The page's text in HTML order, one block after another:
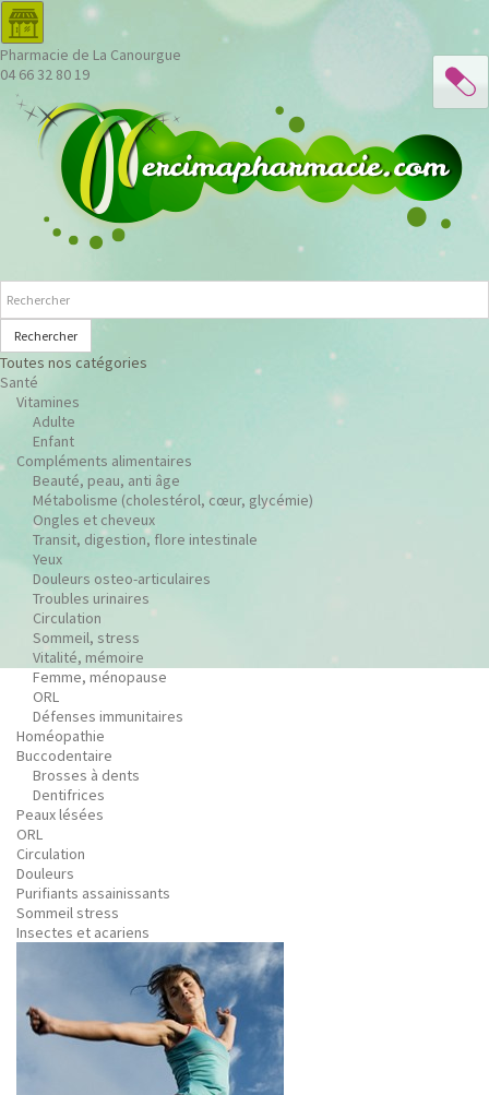
Pharmacie de La Canourgue
04 66 32 80 19
Rechercher
Toutes nos catégories
Santé
Vitamines
Adulte
Enfant
Compléments alimentaires
Beauté, peau, anti âge
Métabolisme (cholestérol, cœur, glycémie)
Ongles et cheveux
Transit, digestion, flore intestinale
Yeux
Douleurs osteo-articulaires
Troubles urinaires
Circulation
Sommeil, stress
Vitalité, mémoire
Femme, ménopause
ORL
Défenses immunitaires
Homéopathie
Buccodentaire
Brosses à dents
Dentifrices
Peaux lésées
ORL
Circulation
Douleurs
Purifiants assainissants
Sommeil stress
Insectes et acariens